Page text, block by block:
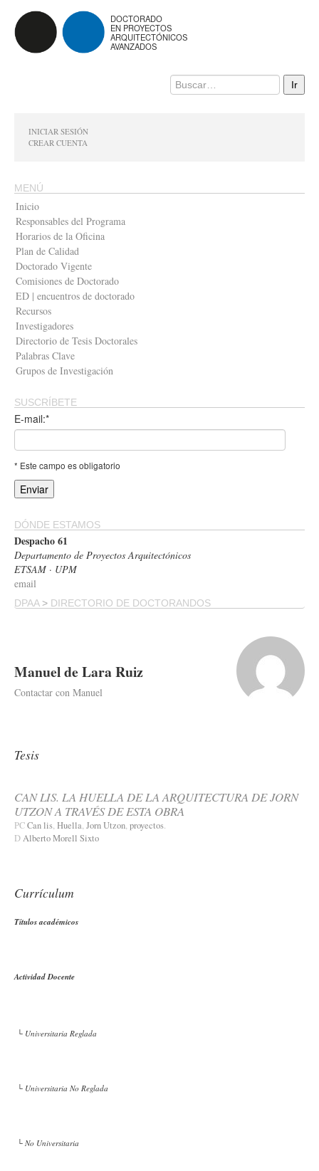
DOCTORADO
EN PROYECTOS
ARQUITECTÓNICOS
AVANZADOS
INICIAR SESIÓN
CREAR CUENTA
MENÚ
Inicio
Responsables del Programa
Horarios de la Oficina
Plan de Calidad
Doctorado Vigente
Comisiones de Doctorado
ED | encuentros de doctorado
Recursos
Investigadores
Directorio de Tesis Doctorales
Palabras Clave
Grupos de Investigación
SUSCRÍBETE
E-mail:*
* Este campo es obligatorio
DÓNDE ESTAMOS
Despacho 61
Departamento de Proyectos Arquitectónicos
ETSAM · UPM
email
DPAA> DIRECTORIO DE DOCTORANDOS
Manuel de Lara Ruiz
Contactar con Manuel
Tesis
CAN LIS. LA HUELLA DE LA ARQUITECTURA DE JORN
UTZON A TRAVÉS DE ESTA OBRA
PCCan lis, Huella, Jorn Utzon, proyectos.
DAlberto Morell Sixto
Currículum
Títulos académicos
Actividad Docente
└ Universitaria Reglada
└ Universitaria No Reglada
└ No Universitaria